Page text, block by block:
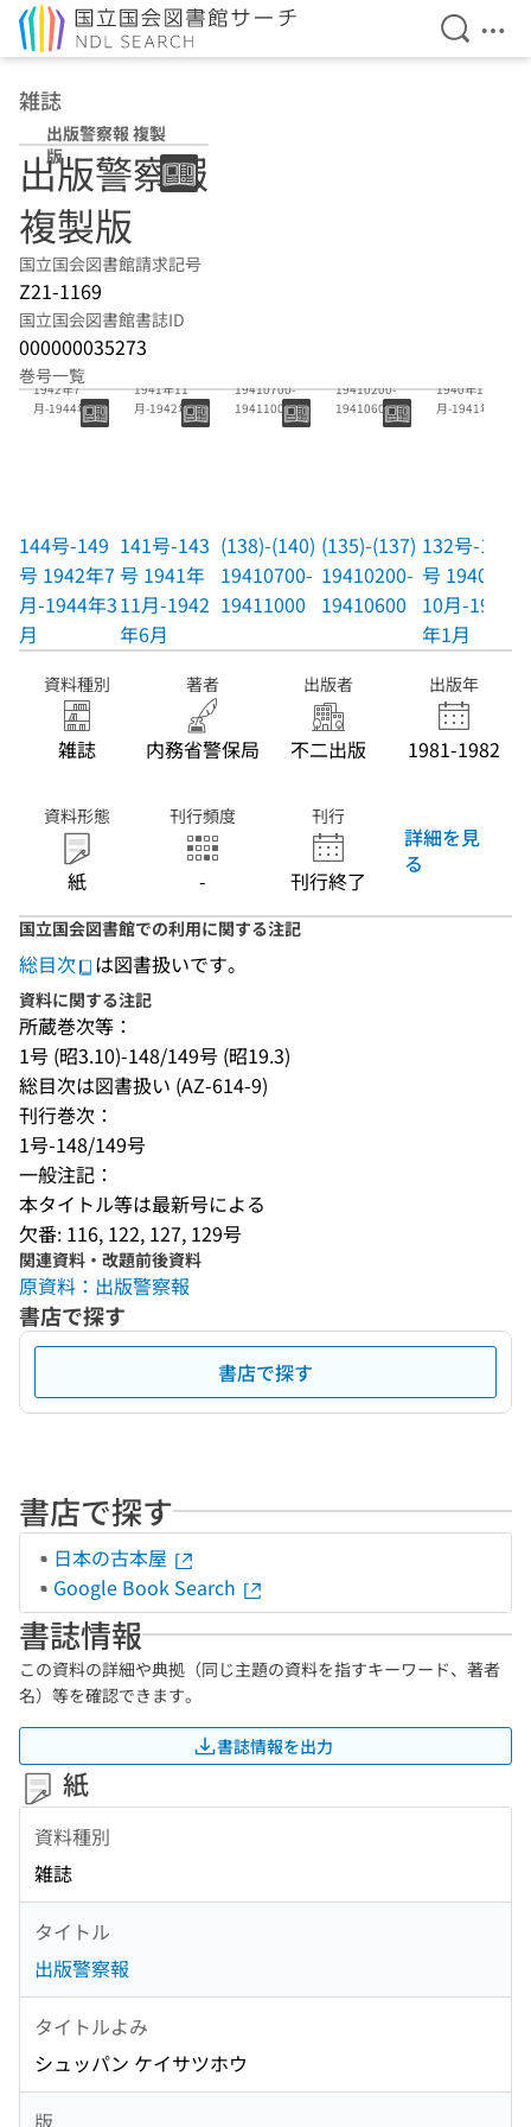
検索を
メ
雑誌
出版警察報 複製
版
出版警察報
複製版
国立国会図書館請求記号
Z21-1169
国立国会図書館書誌ID
000000035273
巻号一覧
144号-149号
1942年7
月-1944年3
144号-149
号 1942年7
月-1944年3
月
1941年11
月-1942年6
141号-143
号 1941年
11月-1942
年6月
19410700-
19411000
(138)-(140)
19410700-
19411000
19410200-
19410600
(135)-(137)
19410200-
19410600
1940年10
月-1941年1
132号-134
号 1940年
10月-1941
年1月
資料種別
雑誌
著者
内務省警保局
出版者
不二出版
出版年
1981-1982
資料形態
紙
刊行頻度
-
刊行
刊行終了
詳細を見
る
国立国会図書館での利用に関する注記
総目次 は図書扱いです。
資料に関する注記
所蔵巻次等：
1号 (昭3.10)-148/149号 (昭19.3)
総目次は図書扱い (AZ-614-9)
刊行巻次：
1号-148/149号
一般注記：
本タイトル等は最新号による
欠番: 116, 122, 127, 129号
関連資料・改題前後資料
原資料：出版警察報
書店で探す
書店で探す
書店で探す
日本の古本屋
Google Book Search
書誌情報
この資料の詳細や典拠（同じ主題の資料を指すキーワード、著者
名）等を確認できます。
書誌情報を出力
紙
資料種別
雑誌
タイトル
出版警察報
タイトルよみ
シュッパン ケイサツホウ
版